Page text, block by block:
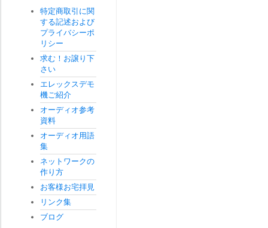
特定商取引に関
する記述および
プライバシーポ
リシー
求む！お譲り下
さい
エレックスデモ
機ご紹介
オーディオ参考
資料
オーディオ用語
集
ネットワークの
作り方
お客様お宅拝見
リンク集
ブログ